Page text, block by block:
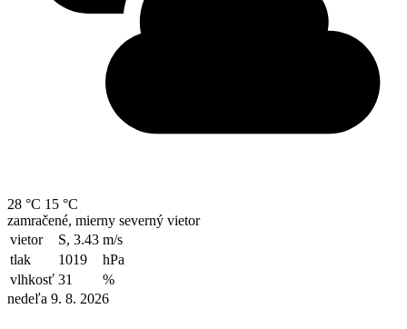
28 °C 15 °C
zamračené, mierny severný vietor
vietor
S, 3.43 m/s
tlak
1019
hPa
vlhkosť 31
%
nedeľa 9. 8. 2026